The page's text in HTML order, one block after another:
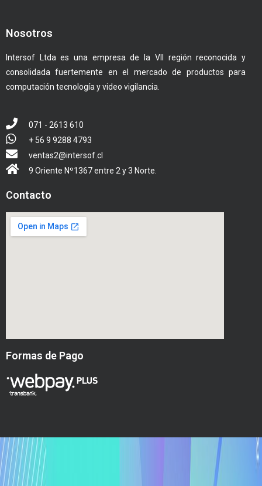
Nosotros
Intersof Ltda es una empresa de la VII región reconocida y
consolidada fuertemente en el mercado de productos para
computación tecnología y video vigilancia.
071 - 2613 610
+ 56 9 9288 4793
ventas2@intersof.cl
9 Oriente Nº1367 entre 2 y 3 Norte.
Contacto
Formas de Pago